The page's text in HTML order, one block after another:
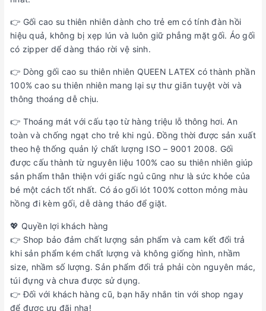
👉 Gối cao su thiên nhiên dành cho trẻ em có tính đàn hồi
hiệu quả, không bị xẹp lún và luôn giữ phẳng mặt gối. Áo gối
có zipper dể dàng tháo rời vệ sinh.
👉 Dòng gối cao su thiên nhiên QUEEN LATEX có thành phần
100% cao su thiên nhiên mang lại sự thư giãn tuyệt vời và
thông thoáng dễ chịu.
👉 Thoáng mát với cấu tạo từ hàng triệu lỗ thông hơi. An
toàn và chống ngạt cho trẻ khi ngủ. Đồng thời được sản xuất
theo hệ thống quản lý chất lượng ISO – 9001 2008. Gối
được cấu thành từ nguyên liệu 100% cao su thiên nhiên giúp
sản phẩm thân thiện với giấc ngủ cũng như là sức khỏe của
bé một cách tốt nhất. Có áo gối lót 100% cotton mỏng màu
hồng đi kèm gối, dễ dàng tháo để giặt.
💖 Quyền lợi khách hàng
👉 Shop bảo đảm chất lượng sản phẩm và cam kết đổi trả
khi sản phẩm kém chất lượng và không giống hình, nhầm
size, nhầm số lượng. Sản phẩm đổi trả phải còn nguyên mác,
túi đựng và chưa được sử dụng.
👉 Đối với khách hàng cũ, bạn hãy nhắn tin với shop ngay
để được ưu đãi nha!